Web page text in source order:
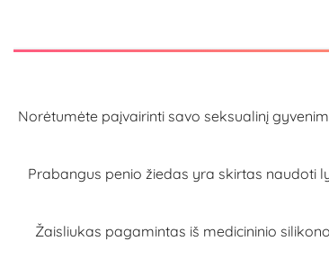
Norėtumėte paįvairinti savo seksualinį
Prabangus penio žiedas yra skirtas naudoti
Žaisliukas pagamintas iš medicininio